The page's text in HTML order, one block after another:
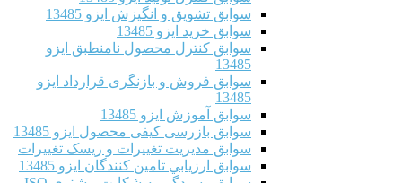
سوابق تشویق و انگیزش ایزو 13485
سوابق خرید ایزو 13485
سوابق کنترل محصول نامنطبق ایزو
13485
سوابق فروش و بازنگری قرارداد ایزو
13485
سوابق آموزش ایزو 13485
سوابق بازرسی کیفی محصول ایزو 13485
سوابق مدیریت تغییرات و ریسک تغییرات
سوابق ارزيابي تامين كنندگان ایزو 13485